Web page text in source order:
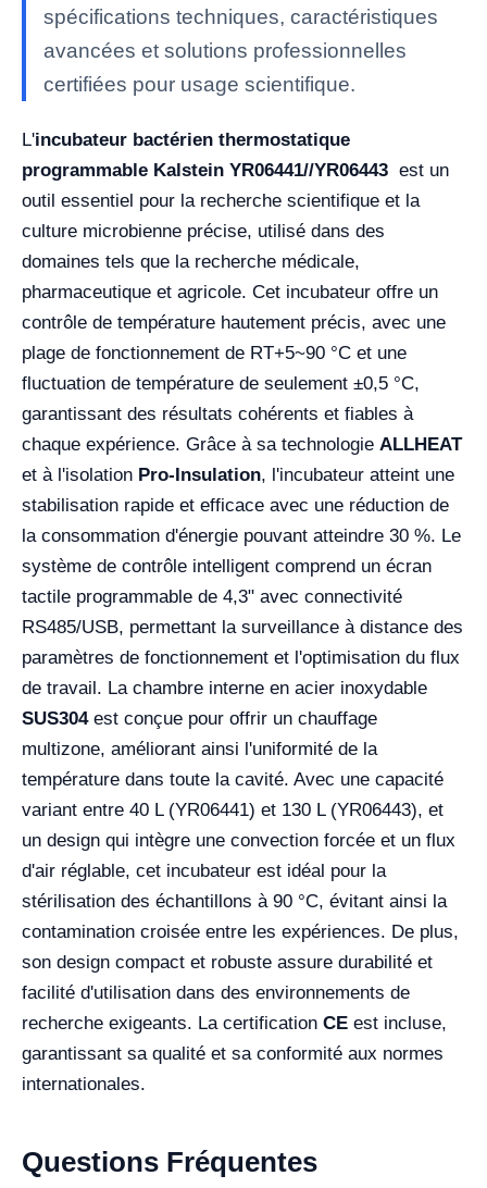
spécifications techniques, caractéristiques
avancées et solutions professionnelles
certifiées pour usage scientifique.
L'incubateur bactérien thermostatique
programmable Kalstein YR06441//YR06443 est un
outil essentiel pour la recherche scientifique et la
culture microbienne précise, utilisé dans des
domaines tels que la recherche médicale,
pharmaceutique et agricole. Cet incubateur offre un
contrôle de température hautement précis, avec une
plage de fonctionnement de RT+5~90 °C et une
fluctuation de température de seulement ±0,5 °C,
garantissant des résultats cohérents et fiables à
chaque expérience. Grâce à sa technologie ALLHEAT
et à l'isolation Pro-Insulation, l'incubateur atteint une
stabilisation rapide et efficace avec une réduction de
la consommation d'énergie pouvant atteindre 30 %. Le
système de contrôle intelligent comprend un écran
tactile programmable de 4,3" avec connectivité
RS485/USB, permettant la surveillance à distance des
paramètres de fonctionnement et l'optimisation du flux
de travail. La chambre interne en acier inoxydable
SUS304est conçue pour offrir un chauffage
multizone, améliorant ainsi l'uniformité de la
température dans toute la cavité. Avec une capacité
variant entre 40 L (YR06441) et 130 L (YR06443), et
un design qui intègre une convection forcée et un flux
d'air réglable, cet incubateur est idéal pour la
stérilisation des échantillons à 90 °C, évitant ainsi la
contamination croisée entre les expériences. De plus,
son design compact et robuste assure durabilité et
facilité d'utilisation dans des environnements de
recherche exigeants. La certification CE est incluse,
garantissant sa qualité et sa conformité aux normes
internationales.
Questions Fréquentes